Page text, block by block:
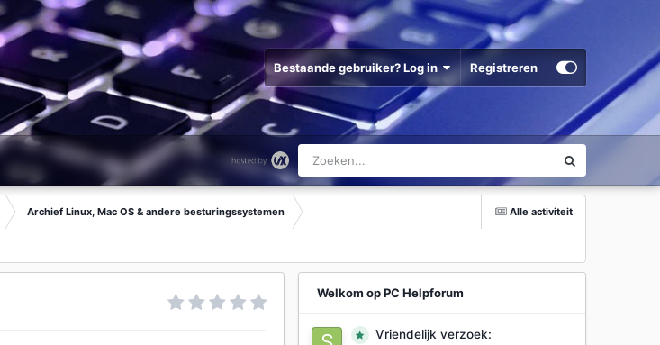
Bestaande gebruiker? Log in Registreren
Alle activiteit
Archief Linux, Mac OS & andere besturingssystemen
Welkom op PC Helpforum
Vriendelijk verzoek: